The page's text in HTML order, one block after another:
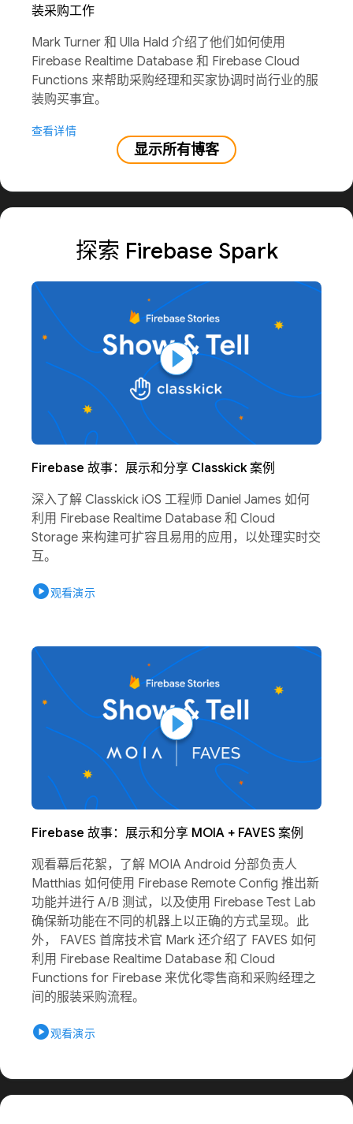
装采购工作
Mark Turner 和 Ulla Hald 介绍了他们如何使用
Firebase Realtime Database 和 Firebase Cloud
Functions 来帮助采购经理和买家协调时尚行业的服
装购买事宜。
查看详情
显示所有博客
探索 Firebase Spark
Firebase 故事：展示和分享 Classkick 案例
深入了解 Classkick iOS 工程师 Daniel James 如何
利用 Firebase Realtime Database 和 Cloud
Storage 来构建可扩容且易用的应用，以处理实时交
互。
play_circle观看演示
Firebase 故事：展示和分享 MOIA + FAVES 案例
观看幕后花絮，了解 MOIA Android 分部负责人
Matthias 如何使用 Firebase Remote Config 推出新
功能并进行 A/B 测试，以及使用 Firebase Test Lab
确保新功能在不同的机器上以正确的方式呈现。此
外， FAVES 首席技术官 Mark 还介绍了 FAVES 如何
利用 Firebase Realtime Database 和 Cloud
Functions for Firebase 来优化零售商和采购经理之
间的服装采购流程。
play_circle观看演示